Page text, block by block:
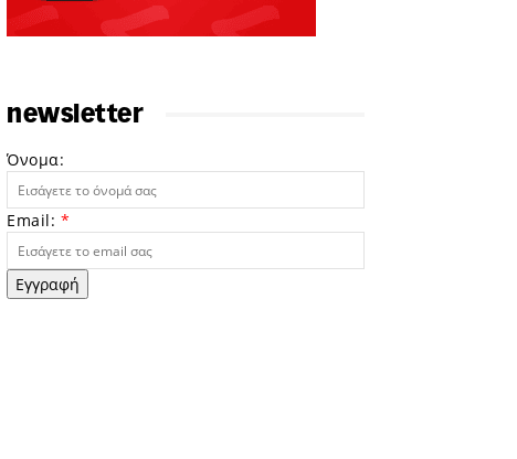
newsletter
Όνομα:
Email: *
Εγγραφή